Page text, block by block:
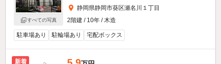
すべての写真
静岡県静岡市葵区瀬名川１丁目
2階建 / 10年 / 木造
駐車場あり 駐輪場あり 宅配ボックス
新着